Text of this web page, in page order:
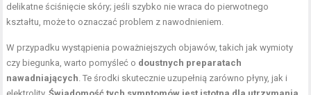
delikatne ściśnięcie skóry; jeśli szybko nie wraca do pierwotnego
kształtu, może to oznaczać problem z nawodnieniem.
W przypadku wystąpienia poważniejszych objawów, takich jak wymioty
czy biegunka, warto pomyśleć o doustnych preparatach
nawadniających . Te środki skutecznie uzupełnią zarówno płyny, jak i